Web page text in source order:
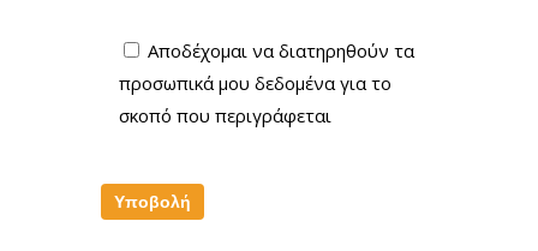
Αποδέχομαι να διατηρηθούν τα
προσωπικά μου δεδομένα για το
σκοπό που περιγράφεται